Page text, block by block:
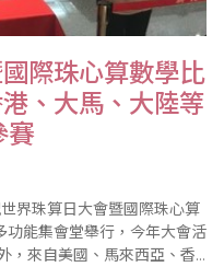
際珠心算數學比
、大馬、大陸等
賽
界珠算日大會暨國際珠心算
能集會堂舉行，今年大會活
，來自美國、馬來西亞、香